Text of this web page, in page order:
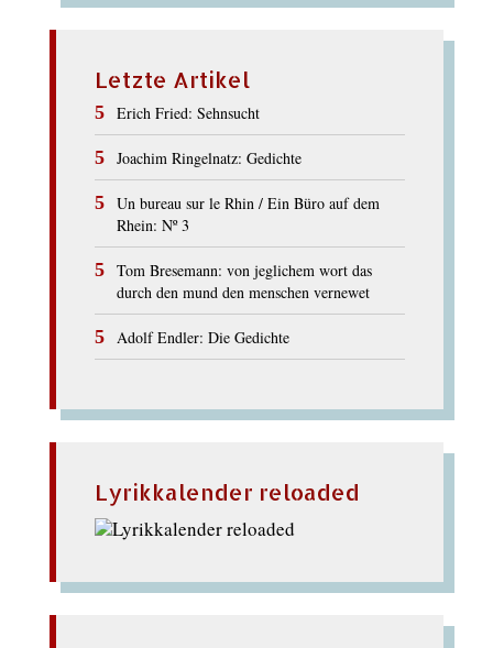
Letzte Artikel
Erich Fried: Sehnsucht
Joachim Ringelnatz: Gedichte
Un bureau sur le Rhin / Ein Büro auf dem
Rhein: Nº 3
Tom Bresemann: von jeglichem wort das
durch den mund den menschen vernewet
Adolf Endler: Die Gedichte
Lyrikkalender reloaded